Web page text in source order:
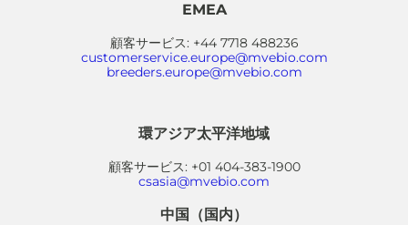
EMEA
顧客サービス: +44 7718 488236
customerservice.europe@mvebio.com
breeders.europe@mvebio.com
環アジア太平洋地域
顧客サービス: +01 404-383-1900
csasia@mvebio.com
中国（国内）